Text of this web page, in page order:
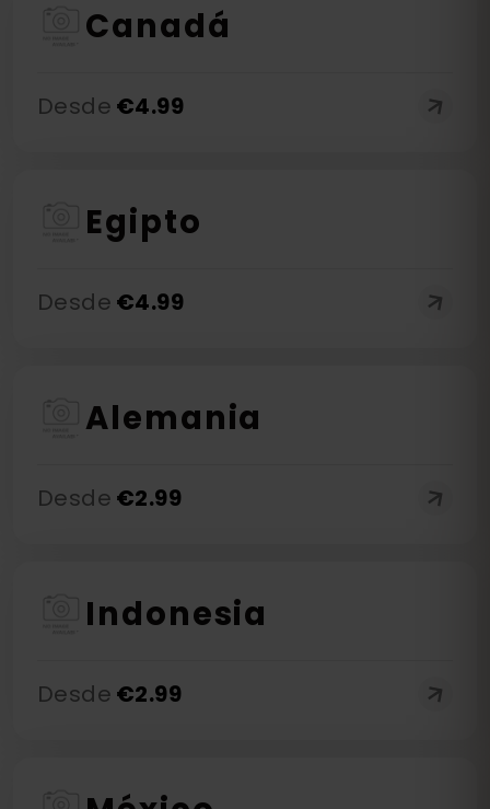
Canadá
Desde €4.99
Egipto
Desde €4.99
Alemania
Desde €2.99
Indonesia
Desde €2.99